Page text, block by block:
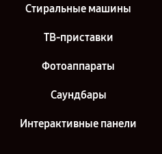
Стиральные машины
ТВ-приставки
Фотоаппараты
Саундбары
Интерактивные панели